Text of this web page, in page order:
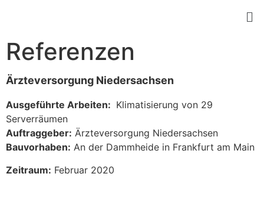
Referenzen
Ärzteversorgung Niedersachsen
Ausgeführte Arbeiten: Klimatisierung von 29
Serverräumen
Auftraggeber: Ärzteversorgung Niedersachsen
Bauvorhaben: An der Dammheide in Frankfurt am Main
Zeitraum: Februar 2020